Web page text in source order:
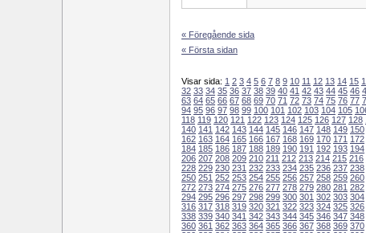
« Föregående sida
« Första sidan
Visar sida: 1 2 3 4 5 6 7 8 9 10 11 12 13 14 15
32 33 34 35 36 37 38 39 40 41 42 43 44 45 46
63 64 65 66 67 68 69 70 71 72 73 74 75 76 77
94 95 96 97 98 99 100 101 102 103 104 105
118 119 120 121 122 123 124 125 126 127 128
140 141 142 143 144 145 146 147 148 149 150
162 163 164 165 166 167 168 169 170 171 172
184 185 186 187 188 189 190 191 192 193 194
206 207 208 209 210 211 212 213 214 215 216
228 229 230 231 232 233 234 235 236 237 238
250 251 252 253 254 255 256 257 258 259 260
272 273 274 275 276 277 278 279 280 281 282
294 295 296 297 298 299 300 301 302 303 304
316 317 318 319 320 321 322 323 324 325 326
338 339 340 341 342 343 344 345 346 347 348
360 361 362 363 364 365 366 367 368 369 370